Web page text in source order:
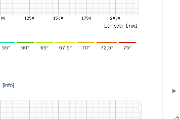
55° 60° 65° 67.5° 70° 72.5° 75°
[info]